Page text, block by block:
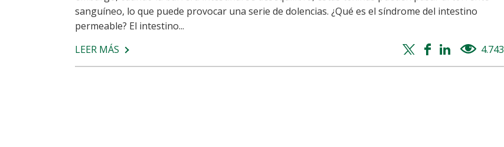
sanguíneo, lo que puede provocar una serie de dolencias. ¿Qué es el síndrome del intestino
permeable? El intestino...
LEER MÁS SOBRE
LA
Twitter
share
Facebook
share
Whatsapp
share
Linkedin
share
4.743